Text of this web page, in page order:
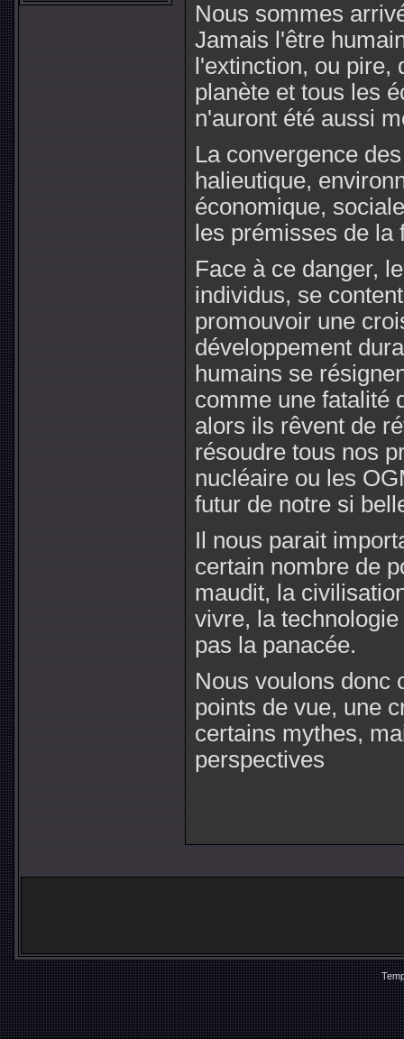
Nous sommes
Jamais l'être
l'extinction, ou
planète et tous les
n'auront été aussi
La convergence
halieutique,
économique,
les prémisses de
Face à ce danger,
individus, se
promouvoir une
développement
humains se
comme une fatalité
alors ils rêvent de
résoudre tous nos
nucléaire ou les
futur de notre si
Il nous parait
certain nombre de
maudit, la
vivre, la
pas la panacée.
Nous voulons donc
points de vue, une
certains mythes,
perspectives